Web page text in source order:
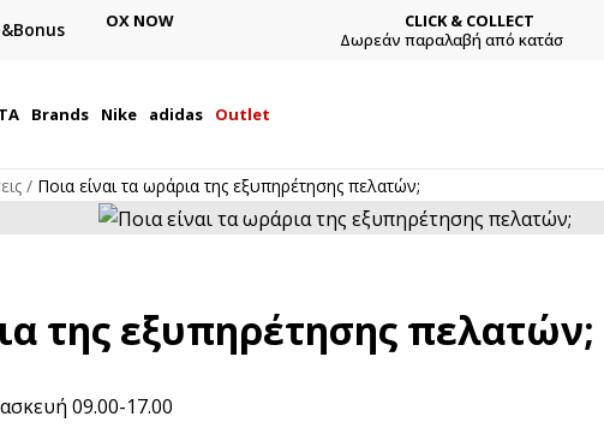
Δωρεάν παραλαβή από κατάστημα
Brands Nike adidas Outlet
Ποια είναι τα ωράρια της εξυπηρέτησης πελατών;
της εξυπηρέτησης πελατών;
09.00-17.00